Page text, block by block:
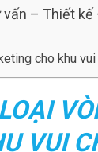
vấn – Thiết
cho khu
VUI